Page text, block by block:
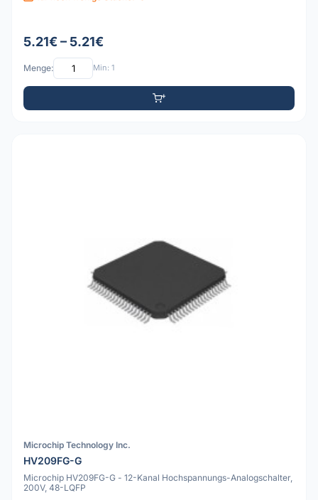
5.21€ – 5.21€
Menge: Min: 1
Microchip Technology Inc.
HV209FG-G
Microchip HV209FG-G - 12-Kanal Hochspannungs-Analogschalter,
200V, 48-LQFP